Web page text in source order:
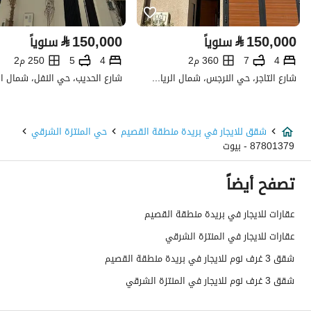
تفاصيل العقار
نوع الإعلان
استخدام العقار
-
السعر
16000
المساحة
خدمات العقار
كهرباء
نعم
⃁150,000 سنوياً
4
7
360 م2
شارع التاجر، حي النرجس، شمال الرياض، الرياض
⃁150,000 سنوياً
4
5 250 م2
شقق للايجار في بريدة منطقة القصيم حي المنتزة الشرقي
87801379 - بيوت
تصفح أيضاً
عقارات للايجار في بريدة منطقة القصيم
عقارات للايجار في المنتزة الشرقي
شقق 3 غرف نوم للايجار في بريدة منطقة القصيم
شقق 3 غرف نوم للايجار في المنتزة الشرقي